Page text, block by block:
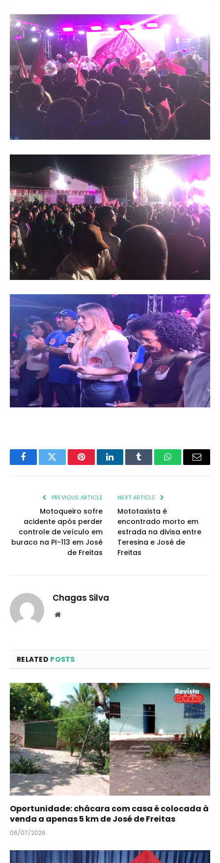
FacebookTwitter PinterestLinkedInTumblr WhatsAppEmail
PREVIOUS ARTICLE
Motoqueiro sofre
acidente após perder
controle de veículo em
buraco na PI-113 em José
de Freitas
NEXT ARTICLE
Mototaxista é
encontrado morto em
estrada na divisa entre
Teresina e José de
Freitas
Chagas Silva
Website
RELATED POSTS
Oportunidade: chácara com casa é colocada à
venda a apenas 5 km de José de Freitas
06/07/2026